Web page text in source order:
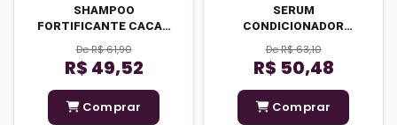
SHAMPOO
FORTIFICANTE CACAU
E BAUNILHA
De R$ 61,90
R$ 49,52
Comprar
SERUM
CONDICIONADOR
FORTIFICANTE CACAU
E BAUNILHA
De R$ 63,10
R$ 50,48
Comprar